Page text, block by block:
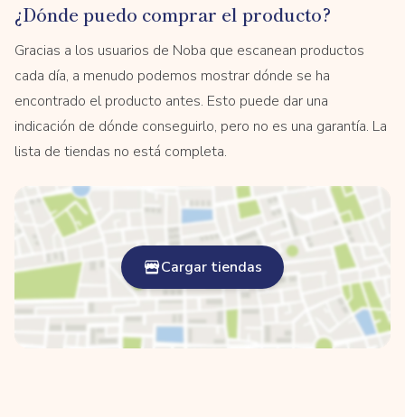
¿Dónde puedo comprar el producto?
Gracias a los usuarios de Noba que escanean productos
cada día, a menudo podemos mostrar dónde se ha
encontrado el producto antes. Esto puede dar una
indicación de dónde conseguirlo, pero no es una garantía. La
lista de tiendas no está completa.
Cargar tiendas